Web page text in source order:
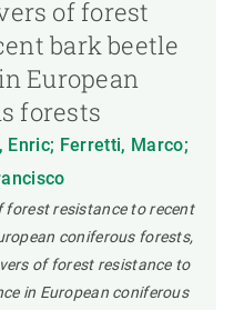
of forest
bark beetle
European
forests
Ferretti, Marco;
forest resistance to recent
coniferous forests,
of forest resistance to
in European coniferous